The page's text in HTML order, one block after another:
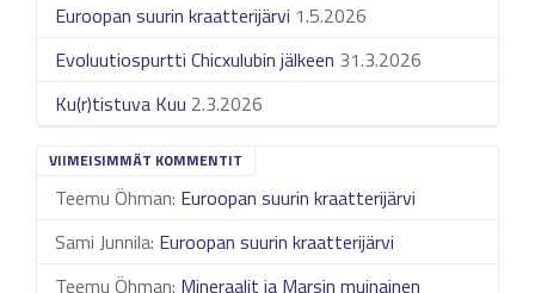
Euroopan suurin kraatterijärvi 1.5.2026
Evoluutiospurtti Chicxulubin jälkeen 31.3.2026
Ku(r)tistuva Kuu 2.3.2026
VIIMEISIMMÄT KOMMENTIT
Teemu Öhman: Euroopan suurin kraatterijärvi
Sami Junnila: Euroopan suurin kraatterijärvi
Teemu Öhman: Mineraalit ja Marsin muinainen